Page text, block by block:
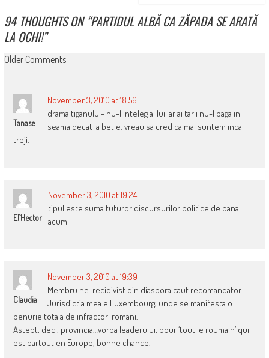
94 THOUGHTS ON “PARTIDUL ALBĂ CA ZĂPADA SE ARATĂ
LA OCHI!”
COMMENT
Older Comments
Tanase
November 3, 2010 at 18:56
drama tiganului- nu-l inteleg ai lui iar ai tarii nu-l baga in
seama decat la betie. vreau sa cred ca mai suntem inca
treji.
El`hector
November 3, 2010 at 19:24
tipul este suma tuturor discursurilor politice de pana
acum
Claudia
November 3, 2010 at 19:39
Membru ne-recidivist din diaspora caut recomandator.
Jurisdictia mea e Luxembourg, unde se manifesta o
penurie totala de infractori romani.
Astept, deci, provincia…vorba leaderului, pour ‘tout le roumain’ qui
est partout en Europe, bonne chance.